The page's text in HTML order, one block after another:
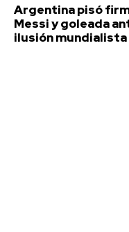
Argentina pisó
Messi y goleada
ilusión mundialista